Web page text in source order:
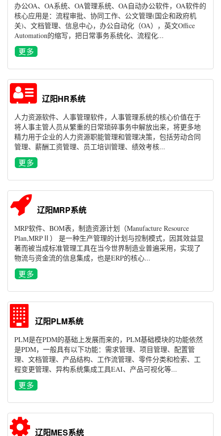
办公OA、OA系统、OA管理系统、OA自动办公软件，OA软件的
核心应用是：流程审批、协同工作、公文管理(国企和政府机
关)、文档管理、信息中心，办公自动化（OA），英文Office
Automation的缩写，把日常事务系统化、流程化...
辽阳HR系统
人力资源软件、人事管理软件，人事管理系统的核心价值在于
将人事主管人员从繁重的日常琐碎事务中解放出来，将更多地
精力用于企业的人力资源职能管理和管理决策，包括劳动合同
管理、薪酬工资管理、员工培训管理、绩效考核...
辽阳MRP系统
MRP软件、BOM表，制造资源计划（Manufacture Resource
Plan,MRPⅡ） 是一种生产管理的计划与控制模式，因其效益显
著而被当成标准管理工具在当今世界制造业普遍采用，实现了
物流与资金流的信息集成，也是ERP的核心...
辽阳PLM系统
PLM是在PDM的基础上发展而来的，PLM基础模块的功能依然
是PDM，一般具有以下功能：需求管理、项目管理、配置管
理、文档管理、产品结构、工作流管理、零件分类和检索、工
程变更管理、异构系统集成工具EAI、产品可视化等...
辽阳MES系统